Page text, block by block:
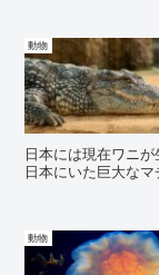
動物
日本には現在ワニ
日本にいた巨大な
動物